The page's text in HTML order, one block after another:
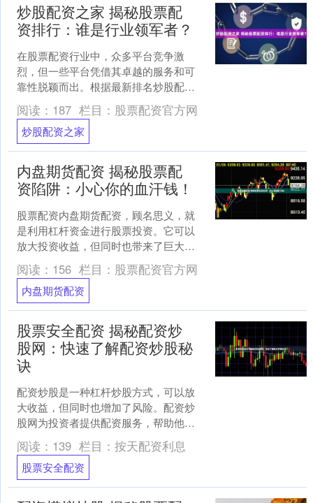
炒股配资之家 揭秘股票配
资排行：谁是行业领军者？
在股票配资行业中，众多平台竞争激
烈，但一些平台凭借其卓越的服务和可
靠性脱颖而出。根据最新排名炒股配资
之家，以下平台位居行业前列： * **放大
收益：**杠杆效应....
阅读： 187 栏目： 股票配资官方网
炒股配资之家
内盘期货配资 揭秘股票配
资陷阱：小心你的血汗钱！
股票配资内盘期货配资，顾名思义，就
是利用杠杆资金进行股票投资。它可以
放大投资收益，但同时也带来了巨大的
风险。对于不了解配资规则和风险的投
资者来说，股票配资可能成....
阅读： 156 栏目： 股票配资官方网
内盘期货配资
股票安全配资 揭秘配资炒
股网：快速了解配资炒股秘
诀
配资炒股是一种杠杆炒股方式，可以放
大收益，但同时也增加了风险。配资炒
股网为投资者提供配资服务，帮助他们
获得更高的收益。 * **放大资金杠杆：**
投资者可以以较....
阅读： 139 栏目： 按天配资利息
股票安全配资